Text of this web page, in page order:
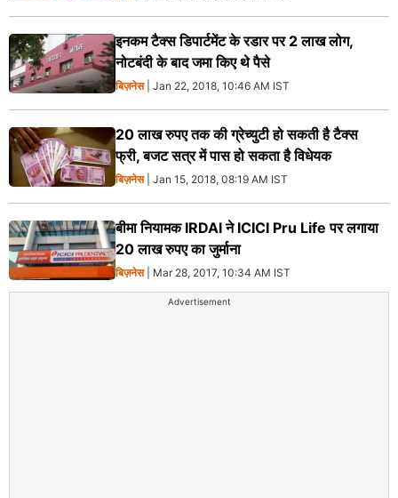
इनकम टैक्स डिपार्टमेंट के रडार पर 2 लाख लोग,
नोटबंदी के बाद जमा किए थे पैसे
बिज़नेस| Jan 22, 2018, 10:46 AM IST
20 लाख रुपए तक की ग्रेच्युटी हो सकती है टैक्स
फ्री, बजट सत्र में पास हो सकता है विधेयक
बिज़नेस| Jan 15, 2018, 08:19 AM IST
बीमा नियामक IRDAI ने ICICI Pru Life पर लगाया
20 लाख रुपए का जुर्माना
बिज़नेस| Mar 28, 2017, 10:34 AM IST
Advertisement